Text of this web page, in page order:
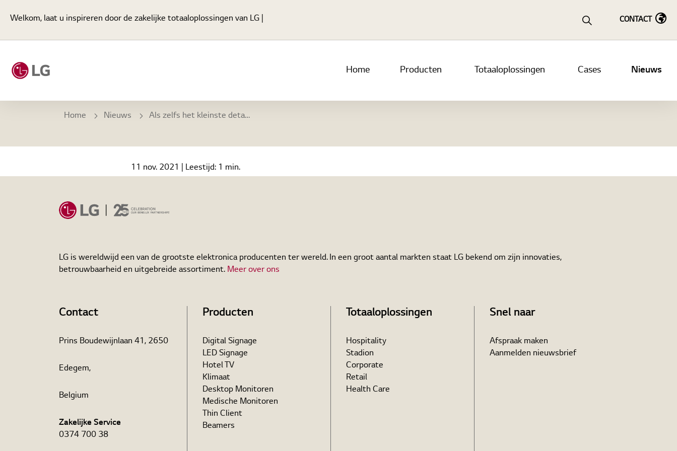
Home Producten Totaaloplossingen Cases Nieuws
CONTACT
Welkom, laat u inspireren door de zakelijke totaaloplossingen van LG |
Home Nieuws Als zelfs het kleinste detail ertoe doet
11 nov. 2021 | Leestijd: 1 min.
LG is wereldwijd een van de grootste elektronica producenten ter wereld. In een groot aantal markten staat LG bekend om zijn innovaties,
betrouwbaarheid en uitgebreide assortiment. Meer over ons
Contact
Prins Boudewijnlaan 41, 2650
Edegem,
Belgium
Zakelijke Service
0374 700 38
Producten
Digital Signage
LED Signage
Hotel TV
Klimaat
Desktop Monitoren
Medische Monitoren
Thin Client
Beamers
Totaaloplossingen
Hospitality
Stadion
Corporate
Retail
Health Care
Snel naar
Afspraak maken
Aanmelden nieuwsbrief